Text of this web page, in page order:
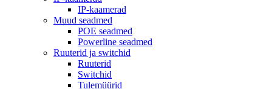
IP-kaamerad
Muud seadmed
POE seadmed
Powerline seadmed
Ruuterid ja switchid
Ruuterid
Switchid
Tulemüürid